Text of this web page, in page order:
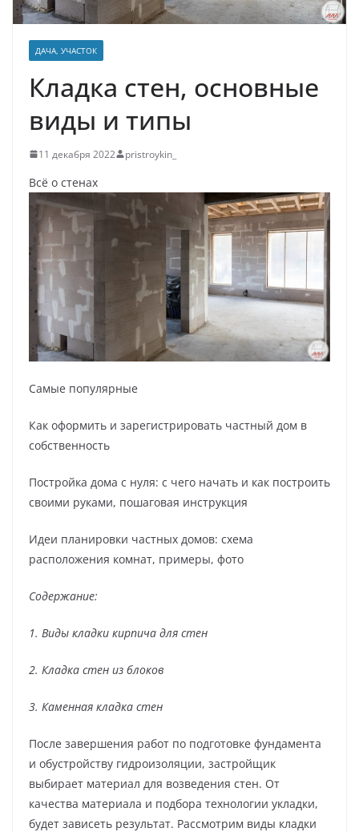
ДАЧА, УЧАСТОК
Кладка стен, основные
виды и типы
11 декабря 2022 pristroykin_
Всё о стенах
Самые популярные
Как оформить и зарегистрировать частный дом в
собственность
Постройка дома с нуля: с чего начать и как построить
своими руками, пошаговая инструкция
Идеи планировки частных домов: схема
расположения комнат, примеры, фото
Содержание:
1. Виды кладки кирпича для стен
2. Кладка стен из блоков
3. Каменная кладка стен
После завершения работ по подготовке фундамента
и обустройству гидроизоляции, застройщик
выбирает материал для возведения стен. От
качества материала и подбора технологии укладки,
будет зависеть результат. Рассмотрим виды кладки